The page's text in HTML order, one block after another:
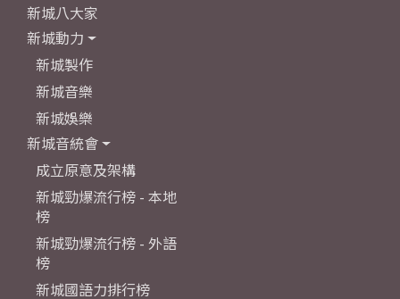
新城八大家
新城動力
新城製作
新城音樂
新城娛樂
新城音統會
成立原意及架構
新城勁爆流行榜 - 本地
榜
新城勁爆流行榜 - 外語
榜
新城國語力排行榜